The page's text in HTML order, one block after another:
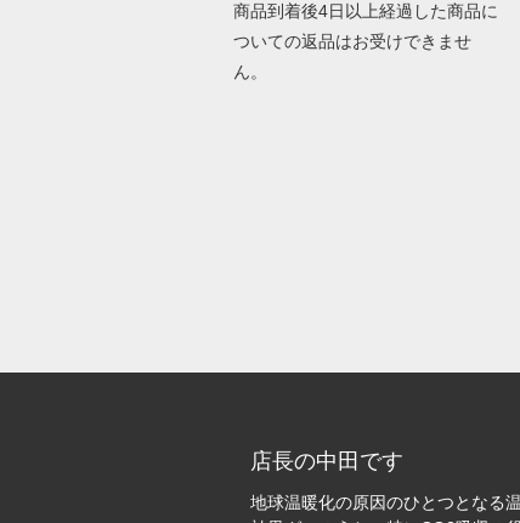
商品到着後4日以上経過した商品に
ついての返品はお受けできませ
ん。
店長の中田です
地球温暖化の原因のひとつとなる